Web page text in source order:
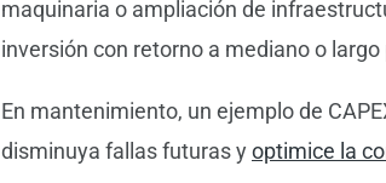
maquinaria o ampliación de
inversión con retorno a mediano o largo
En mantenimiento, un ejemplo de
disminuya fallas futuras yoptimice la